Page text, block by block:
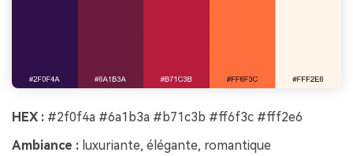
HEX : #2f0f4a #6a1b3a #b71c3b #ff6f3c #fff2e6
Ambiance : luxuriante, élégante, romantique